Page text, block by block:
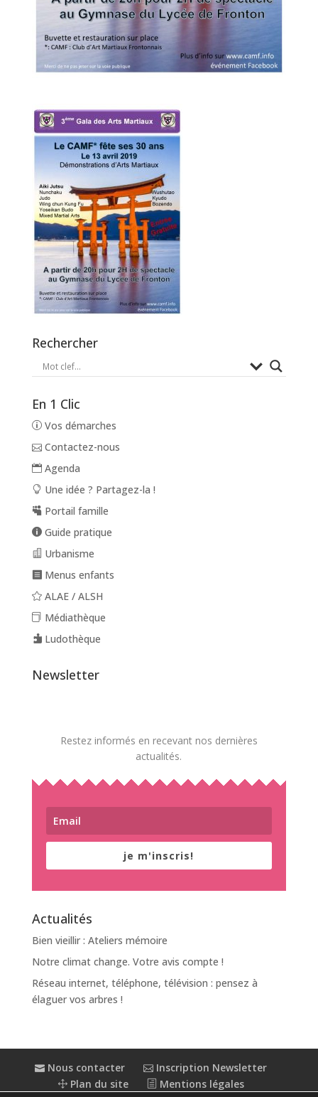
Rechercher
En 1 Clic
Vos démarches
Contactez-nous
Agenda
Une idée ? Partagez-la !
Portail famille
Guide pratique
Urbanisme
Menus enfants
ALAE / ALSH
Médiathèque
Ludothèque
Newsletter
Restez informés en recevant nos dernières
actualités.
je m'inscris!
Actualités
Bien vieillir : Ateliers mémoire
Notre climat change. Votre avis compte !
Réseau internet, téléphone, télévision : pensez à
élaguer vos arbres !
Nous contacter
Inscription Newsletter
Plan du site
Mentions légales